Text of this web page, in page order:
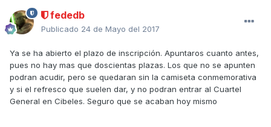
fededb
Publicado 24 de Mayo del 2017
Ya se ha abierto el plazo de inscripción. Apuntaros cuanto antes,
pues no hay mas que doscientas plazas. Los que no se apunten
podran acudir, pero se quedaran sin la camiseta conmemorativa
y si el refresco que suelen dar, y no podran entrar al Cuartel
General en Cibeles. Seguro que se acaban hoy mismo